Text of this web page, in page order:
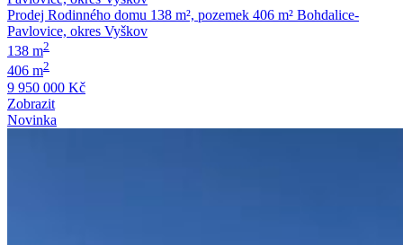
Prodej Rodinného domu 138 m², pozemek 406 m² Bohdalice-
Pavlovice​, okres Vyškov
138 m2
406 m2
9 950 000 Kč
Zobrazit
Novinka